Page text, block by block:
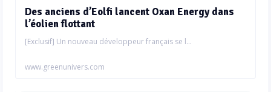
Des anciens d’Eolfi lancent Oxan Energy dans
l’éolien flottant
[Exclusif] Un nouveau développeur français se l...
www.greenunivers.com